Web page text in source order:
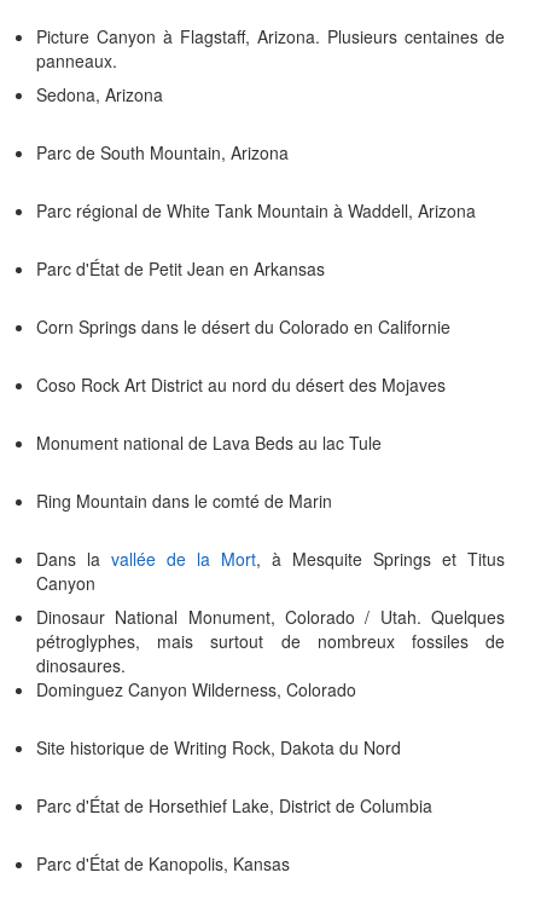
Picture Canyon à Flagstaff, Arizona. Plusieurs centaines de
panneaux.
Sedona, Arizona
Parc de South Mountain, Arizona
Parc régional de White Tank Mountain à Waddell, Arizona
Parc d'État de Petit Jean en Arkansas
Corn Springs dans le désert du Colorado en Californie
Coso Rock Art District au nord du désert des Mojaves
Monument national de Lava Beds au lac Tule
Ring Mountain dans le comté de Marin
Dans la vallée de la Mort, à Mesquite Springs et Titus
Canyon
Dinosaur National Monument, Colorado / Utah. Quelques
pétroglyphes, mais surtout de nombreux fossiles de
dinosaures.
Dominguez Canyon Wilderness, Colorado
Site historique de Writing Rock, Dakota du Nord
Parc d'État de Horsethief Lake, District de Columbia
Parc d'État de Kanopolis, Kansas